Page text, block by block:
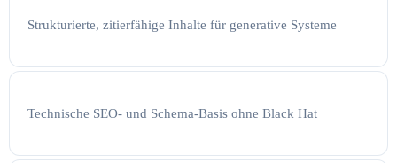
Strukturierte, zitierfähige Inhalte für generative Systeme
Technische SEO- und Schema-Basis ohne Black Hat